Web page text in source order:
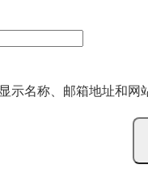
示名称、邮箱地址和网